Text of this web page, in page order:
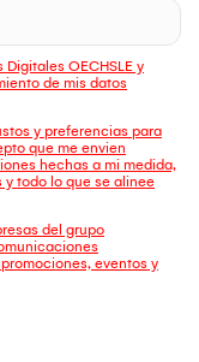
OECHSLE y
de mis datos
y preferencias para
que me envien
hechas a mi medida,
todo lo que se alinee
del grupo
eventos y